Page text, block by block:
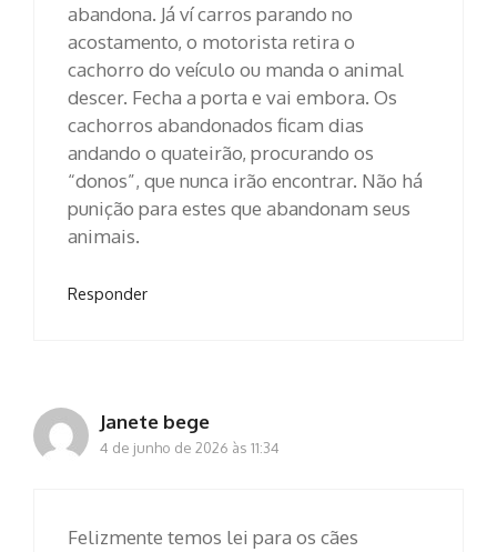
abandona. Já ví carros parando no
acostamento, o motorista retira o
cachorro do veículo ou manda o animal
descer. Fecha a porta e vai embora. Os
cachorros abandonados ficam dias
andando o quateirão, procurando os
“donos”, que nunca irão encontrar. Não há
punição para estes que abandonam seus
animais.
Responder
Janete bege
4 de junho de 2026 às 11:34
Felizmente temos lei para os cães